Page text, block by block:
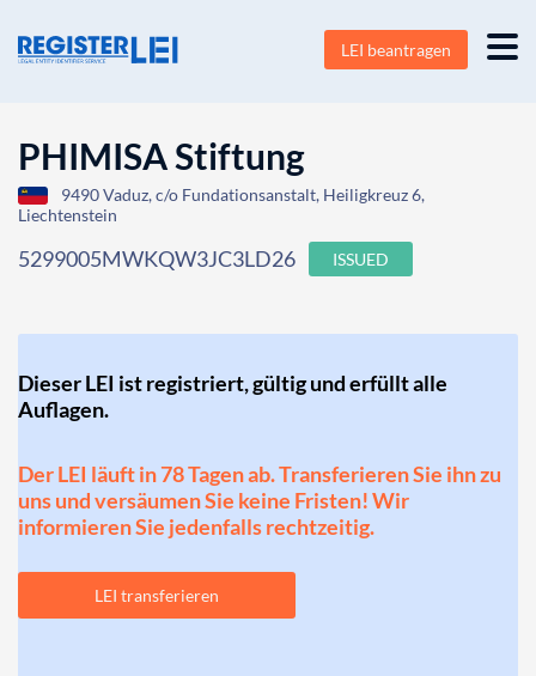
LEI beantragen
PHIMISA Stiftung
9490 Vaduz, c/o Fundationsanstalt, Heiligkreuz 6,
Liechtenstein
5299005MWKQW3JC3LD26 ISSUED
Dieser LEI ist registriert, gültig und erfüllt alle
Auflagen.
Der LEI läuft in 78 Tagen ab. Transferieren Sie ihn zu
uns und versäumen Sie keine Fristen! Wir
informieren Sie jedenfalls rechtzeitig.
LEI transferieren